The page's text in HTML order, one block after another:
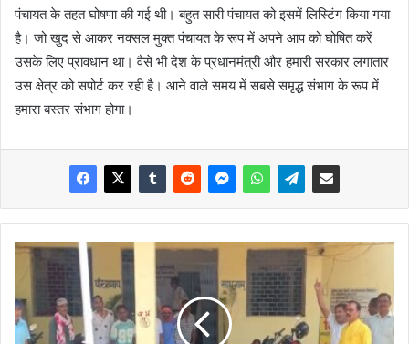
पंचायत के तहत घोषणा की गई थी। बहुत सारी पंचायत को इसमें लिस्टिंग किया गया
है। जो खुद से आकर नक्सल मुक्त पंचायत के रूप में अपने आप को घोषित करें
उसके लिए प्रावधान था। वैसे भी देश के प्रधानमंत्री और हमारी सरकार लगातार
उस क्षेत्र को सपोर्ट कर रही है। आने वाले समय में सबसे समृद्ध संभाग के रूप में
हमारा बस्तर संभाग होगा।